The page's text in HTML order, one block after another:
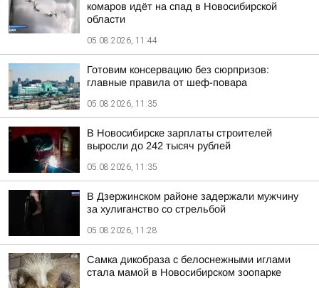
комаров идёт на спад в Новосибирской
области
05.08.2026, 11:44
Готовим консервацию без сюрпризов:
главные правила от шеф-повара
05.08.2026, 11:35
В Новосибирске зарплаты строителей
выросли до 242 тысяч рублей
05.08.2026, 11:35
В Дзержинском районе задержали мужчину
за хулиганство со стрельбой
05.08.2026, 11:28
Самка дикобраза с белоснежными иглами
стала мамой в Новосибирском зоопарке